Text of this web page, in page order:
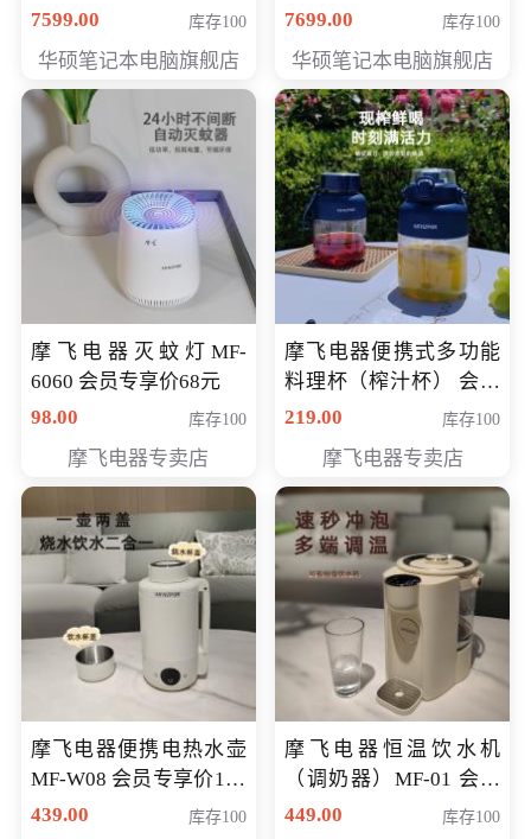
川银 oled 智慧轻薄本 会
7599.00 库存100
华硕笔记本电脑旗舰店
空蓝 oled 智慧轻薄本 会
7699.00 库存100
华硕笔记本电脑旗舰店
摩飞电器灭蚊灯MF-
6060 会员专享价68元
98.00
库存100
摩飞电器专卖店
摩飞电器便携式多功能
料理杯（榨汁杯） 会员
专享价118元
219.00 库存100
摩飞电器专卖店
摩飞电器便携电热水壶
MF-W08 会员专享价198
元
439.00 库存100
摩飞电器恒温饮水机
（调奶器）MF-01 会员
专享价366元
449.00 库存100